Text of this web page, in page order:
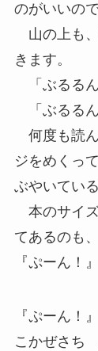
のがいいので
山の上も
きます。
「ぶるる
「ぶるる
何度も読
ジをめくっ
ぶやいてい
本のサイ
てあるのも
『ぷーん！
『ぷーん！』
こかぜさち